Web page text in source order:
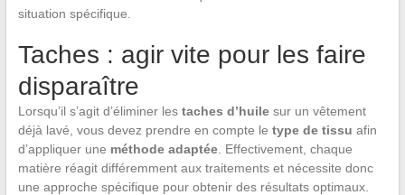
situation spécifique.
Taches : agir vite pour les faire
disparaître
Lorsqu’il s’agit d’éliminer les taches d’huilesur un vêtement
déjà lavé, vous devez prendre en compte le type de tissu afin
d’appliquer une méthode adaptée. Effectivement, chaque
matière réagit différemment aux traitements et nécessite donc
une approche spécifique pour obtenir des résultats optimaux.